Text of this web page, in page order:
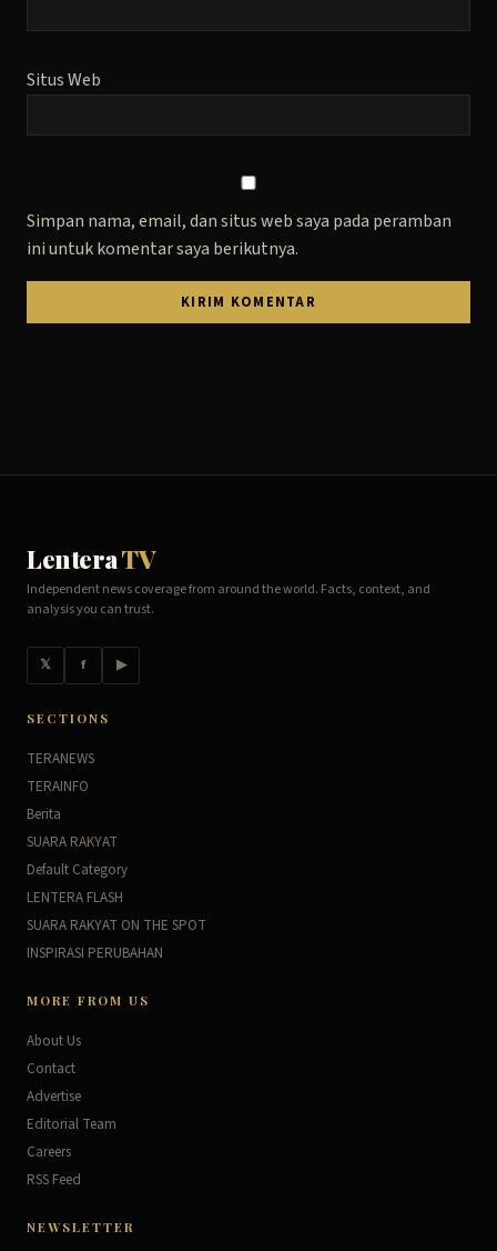
Situs Web
Simpan nama, email, dan situs web saya pada peramban
ini untuk komentar saya berikutnya.
LenteraTV
Independent news coverage from around the world. Facts, context, and
analysis you can trust.
𝕏 f ▶
SECTIONS
TERANEWS
TERAINFO
Berita
SUARA RAKYAT
Default Category
LENTERA FLASH
SUARA RAKYAT ON THE SPOT
INSPIRASI PERUBAHAN
MORE FROM US
About Us
Contact
Advertise
Editorial Team
Careers
RSS Feed
NEWSLETTER